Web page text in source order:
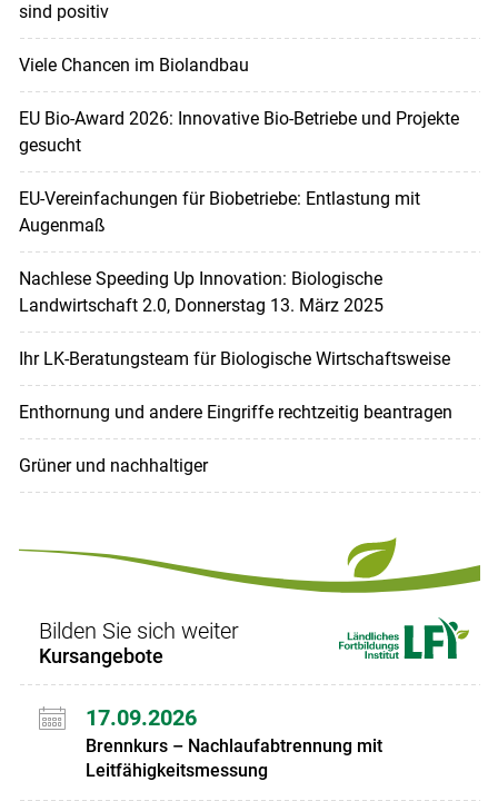
sind positiv
Viele Chancen im Biolandbau
EU Bio-Award 2026: Innovative Bio-Betriebe und Projekte
gesucht
EU-Verein­fachungen für Biobetriebe: Entlastung mit
Augenmaß
Nachlese Speeding Up Innovation: Biologische
Landwirtschaft 2.0, Donnerstag 13. März 2025
Ihr LK-Beratungsteam für Biologische Wirtschaftsweise
Enthornung und andere Eingriffe rechtzeitig beantragen
Grüner und nachhaltiger
Bilden Sie sich weiter
Kursangebote
17.09.2026
Brennkurs – Nachlaufabtrennung mit
Leitfähigkeitsmessung